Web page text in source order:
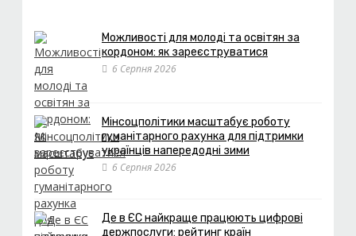
Можливості для молоді та освітян за
кордоном: як зареєструватися
6 Серпня 2026
Мінсоцполітики масштабує роботу
гуманітарного рахунка для підтримки
українців напередодні зими
6 Серпня 2026
Де в ЄС найкраще працюють цифрові
держпослуги: рейтинг країн